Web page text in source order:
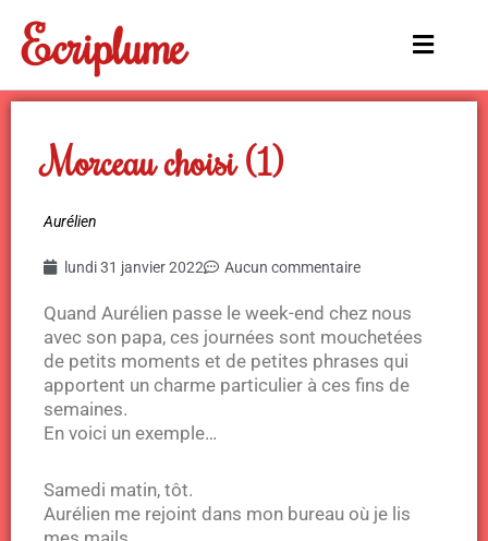
contenu
Ecriplume
Main
Morceau choisi (1)
Aurélien
lundi 31 janvier 2022 Aucun commentaire
Quand Aurélien passe le week-end chez nous
avec son papa, ces journées sont mouchetées
de petits moments et de petites phrases qui
apportent un charme particulier à ces fins de
semaines.
En voici un exemple…
Samedi matin, tôt.
Aurélien me rejoint dans mon bureau où je lis